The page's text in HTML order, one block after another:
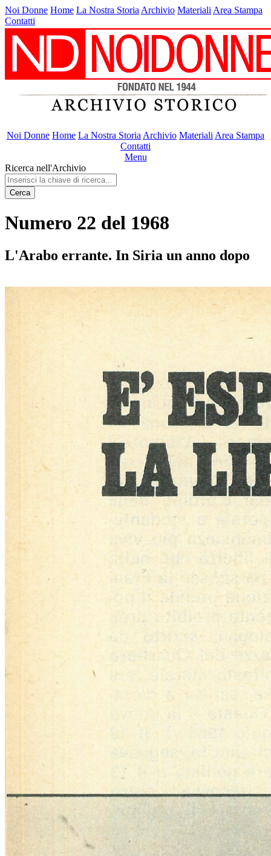
Noi Donne Home La Nostra Storia Archivio Materiali Area Stampa
Contatti
Noi Donne Home La Nostra Storia Archivio Materiali Area Stampa
Contatti
Menu
Ricerca nell'Archivio
Cerca
Numero 22 del 1968
L'Arabo errante. In Siria un anno dopo